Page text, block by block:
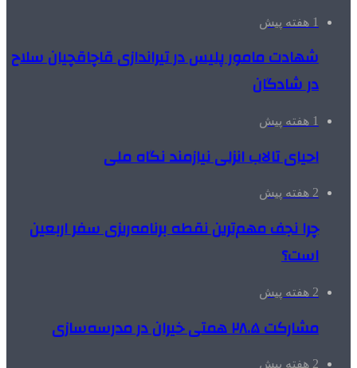
1 هفته پیش
شهادت مامور پلیس در تیراندازی قاچاقچیان سلاح
در شادگان
1 هفته پیش
احیای تالاب انزلی نیازمند نگاه ملی
2 هفته پیش
چرا نجف مهم‌ترین نقطه برنامه‌ریزی سفر اربعین
است؟
2 هفته پیش
مشارکت ۲۸.۵ همتی خیران در مدرسه‌سازی
2 هفته پیش